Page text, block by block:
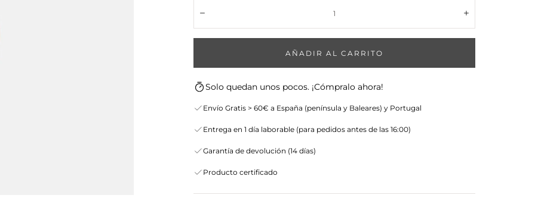
Aumentar
AÑADIR AL CARRITO
Solo quedan unos pocos. ¡Cómpralo ahora!
Envío Gratis > 60€ a España (península y Baleares) y Portugal
Entrega en 1 día laborable (para pedidos antes de las 16:00)
Garantía de devolución (14 días)
Producto certificado